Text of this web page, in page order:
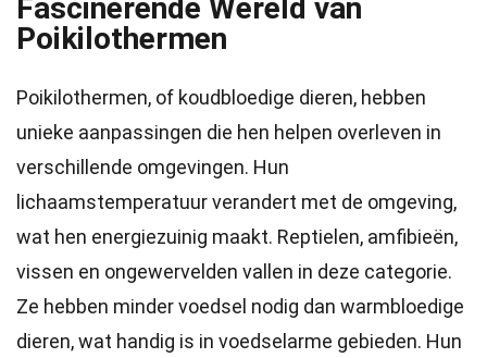
Fascinerende Wereld van
Poikilothermen
Poikilothermen, of koudbloedige dieren, hebben
unieke aanpassingen die hen helpen overleven in
verschillende omgevingen. Hun
lichaamstemperatuur verandert met de omgeving,
wat hen energiezuinig maakt. Reptielen, amfibieën,
vissen en ongewervelden vallen in deze categorie.
Ze hebben minder voedsel nodig dan warmbloedige
dieren, wat handig is in voedselarme gebieden. Hun